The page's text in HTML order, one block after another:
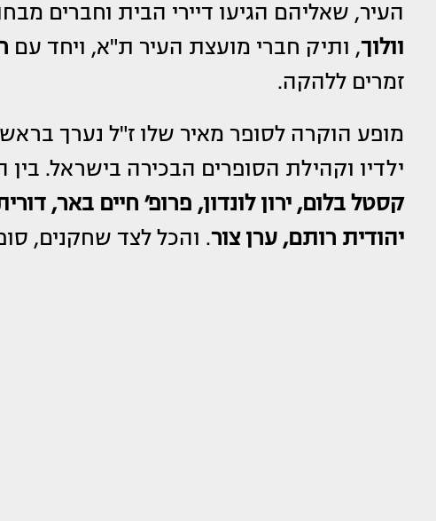
העיר, שאליהם הגיעו דיירי הבית וחברים
וולוך, ותיק חברי מועצת העיר ת"א, ויחד עם
זמרים ללהקה.
מופע הוקרה לסופר מאיר שלו ז"ל נערך
ילדיו וקהילת הסופרים הבכירה בישראל.
קסטל בלום, ירון לונדון, פרופ׳ חיים באר,
יהודית רותם, ערן צור. והכל לצד שחקנים,